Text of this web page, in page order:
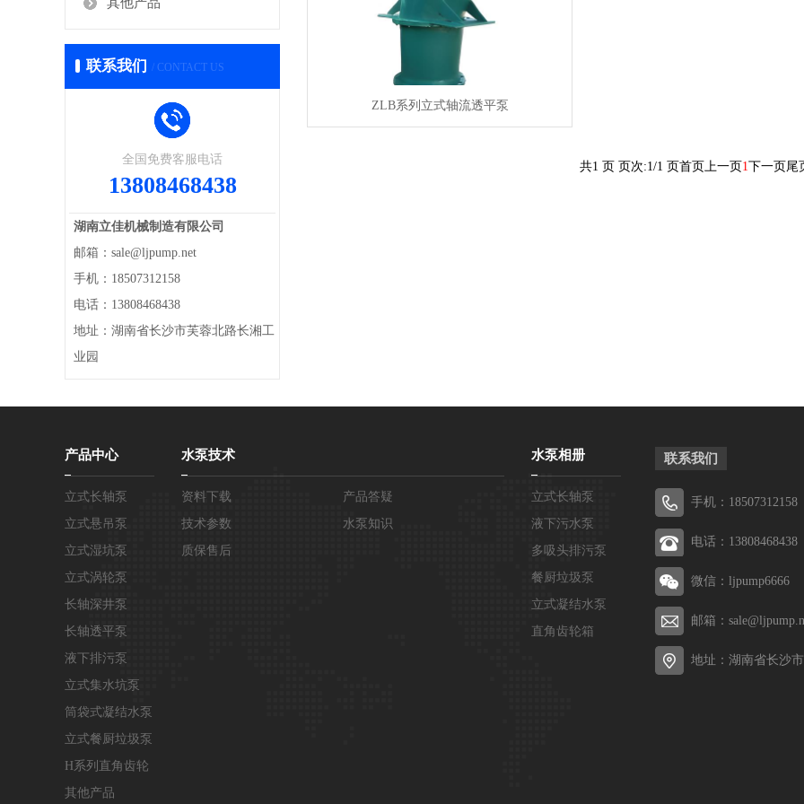
联系我们 / CONTACT US
全国免费客服电话
13808468438
湖南立佳机械制造有限公司
邮箱：sale@ljpump.net
手机：18507312158
电话：13808468438
地址：湖南省长沙市芙蓉北路长湘工
业园
ZLB系列立式轴流透平泵
共1 页 页次:1/1 页首页上一页1下一页尾
产品中心
立式长轴泵
立式悬吊泵
立式湿坑泵
立式涡轮泵
长轴深井泵
长轴透平泵
液下排污泵
立式集水坑泵
筒袋式凝结水泵
立式餐厨垃圾泵
H系列直角齿轮
箱
其他产品
水泵技术
资料下载
产品答疑
技术参数
水泵知识
质保售后
水泵相册
立式长轴泵
液下污水泵
多吸头排污泵
餐厨垃圾泵
立式凝结水泵
直角齿轮箱
联系我们
手机：18507312158
电话：13808468438
微信：ljpump6666
邮箱：
地址：湖南省长沙